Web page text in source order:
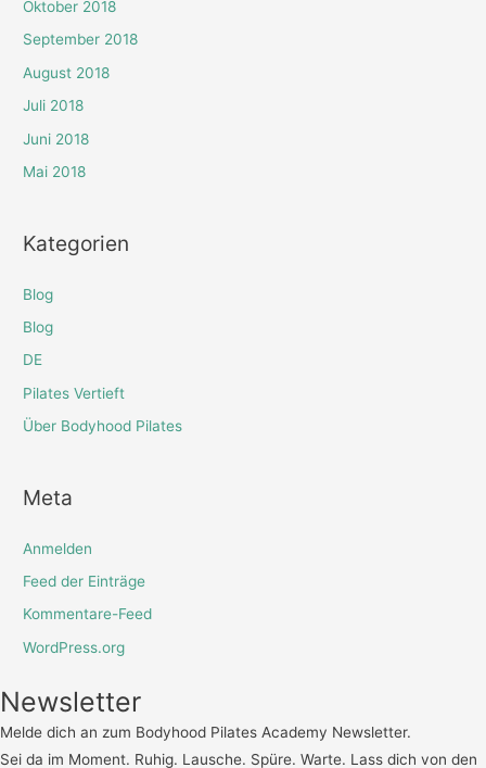
Oktober 2018
September 2018
August 2018
Juli 2018
Juni 2018
Mai 2018
Kategorien
Blog
Blog
DE
Pilates Vertieft
Über Bodyhood Pilates
Meta
Anmelden
Feed der Einträge
Kommentare-Feed
WordPress.org
Newsletter
Melde dich an zum Bodyhood Pilates Academy Newsletter.
Sei da im Moment. Ruhig. Lausche. Spüre. Warte. Lass dich von den